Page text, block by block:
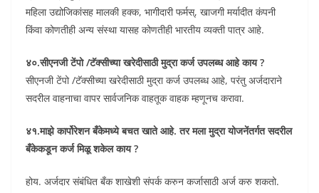
महिला उद्योजिकांसह मालकी हक्क, भागीदारी फर्मस्, खाजगी मर्यादीत कंपनी
किंवा कोणतीही अन्य संस्था यासह कोणतीही भारतीय व्यक्ती पात्र आहे.
४०.सीएनजी टेंपो /टॅक्सीच्या खरेदीसाठी मुद्रा कर्ज उपलब्ध आहे काय ?
सीएनजी टेंपो /टॅक्सीच्या खरेदीसाठी मुद्रा कर्ज उपलब्ध आहे, परंतु अर्जदाराने
सदरील वाहनाचा वापर सार्वजनिक वाहतूक वाहक म्हणूनच करावा.
४१.माझे कार्पोरेशन बँकेमध्ये बचत खाते आहे. तर मला मुद्रा योजनेंतर्गत सदरील
बँकेकडून कर्ज मिळू शकेल काय ?
होय. अर्जदार संबंधित बँक शाखेशी संपर्क करुन कर्जासाठी अर्ज करु शकतो.